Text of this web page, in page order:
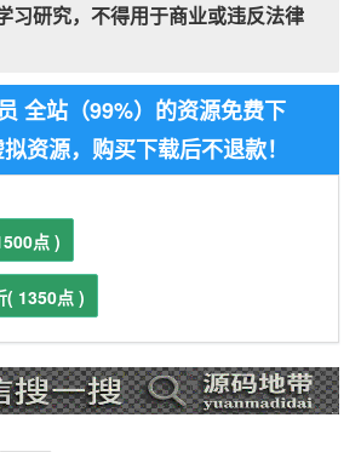
习研究，不得用于商业或违反法律
全站（99%）的资源免费下
资源，购买下载后不退款！
点 )
( 1350点 )